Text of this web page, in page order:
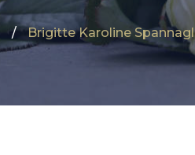
Brigitte Karoline Spannagl